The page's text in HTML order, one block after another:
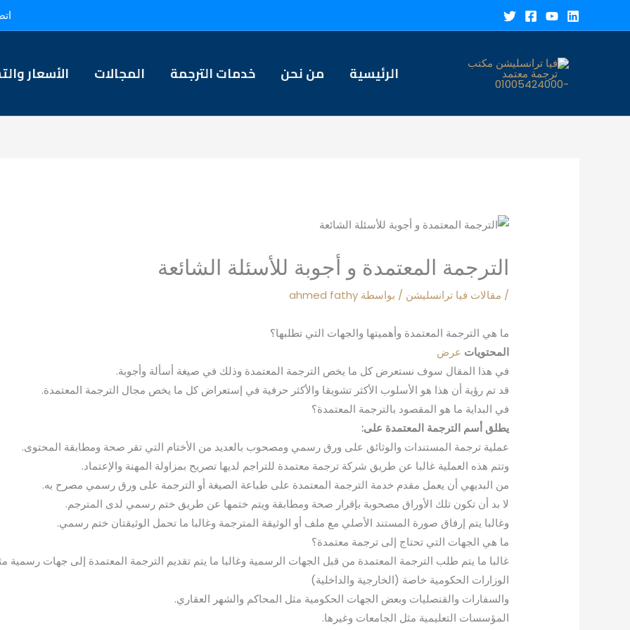
إلى
الرئيسية من نحن خدمات الترجمة المجالات الأسعار
الترجمة المعتمدة و أجوبة للأسئلة الشائعة
/ مقالات فيا ترانسليشن / بواسطة ahmed fathy
ما هي الترجمة المعتمدة وأهميتها والجهات التي تطلبها؟
المحتويات عرض
في هذا المقال سوف نستعرض كل ما يخص الترجمة المعتمدة وذلك في صيغة أسألة وأجوبة.
قد تم رؤية أن هذا هو الأسلوب الأكثر تشويقا والأكثر حرفية في إستعراض كل ما يخص مجال الترجمة المعتمدة.
في البداية ما هو المقصود بالترجمة المعتمدة؟
يطلق أسم الترجمة المعتمدة على:
عملية ترجمة المستندات والوثائق على ورق رسمي ومصحوب بالعديد من الأختام التي تقر صحة ومطابقة المحتوى.
وتتم هذه العملية غالبا عن طريق شركة ترجمة معتمدة للتراجم لديها تصريح بمزاولة المهنة والإعتماد.
من البديهي أن يعمل مقدم خدمة الترجمة المعتمدة على طباعة الصيغة أو الترجمة على ورق رسمي مصرح به.
لا بد أن تكون تلك الأوراق مصحوبة بإقرار صحة ومطابقة ويتم ختمها عن طريق ختم رسمي لدى المترجم.
وغالبا يتم إرفاق صورة المستند الأصلي مع ملف أو الوثيقة المترجمة وغالبا ما تحمل الوثيقتان ختم رسمي.
ما هي الجهات التي تحتاج إلى ترجمة معتمدة؟
غالبا ما يتم طلب الترجمة المعتمدة من قبل الجهات الرسمية وغالبا ما يتم تقديم الترجمة المعتمدة إلى جهات رسمية
الوزارات الحكومية خاصة (الخارجية والداخلية)
والسفارات والقنصليات وبعض الجهات الحكومية مثل المحاكم والشهر العقاري.
المؤسسات التعليمية مثل الجامعات وغيرها.